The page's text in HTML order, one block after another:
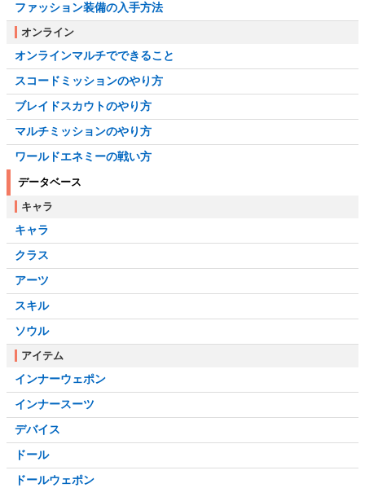
ファッション装備の入手方法
オンライン
オンラインマルチでできること
スコードミッションのやり方
ブレイドスカウトのやり方
マルチミッションのやり方
ワールドエネミーの戦い方
データベース
キャラ
キャラ
クラス
アーツ
スキル
ソウル
アイテム
インナーウェポン
インナースーツ
デバイス
ドール
ドールウェポン